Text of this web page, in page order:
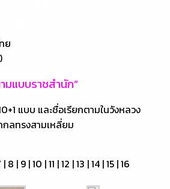
ย
แบบราชสำนัก”
แบบ และชื่อเรียกตามในวังหลวง
ลทรงสามเหลี่ยม
| 8 | 9 |10 |11 |12 |13 |14 |15 |16